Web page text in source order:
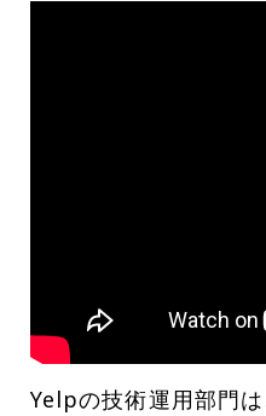
Yelpの技術運用部門